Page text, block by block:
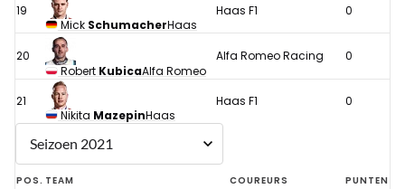
19
Mick SchumacherHaas
Haas F1 0
20
Robert KubicaAlfa Romeo
Alfa Romeo Racing 0
21
Nikita MazepinHaas
Haas F1 0
POS. TEAM COUREURS PUNTEN